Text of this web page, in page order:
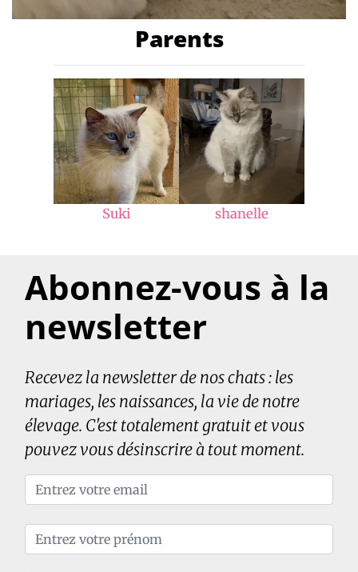
Parents
Suki shanelle
Abonnez-vous à la
newsletter
Recevez la newsletter de nos chats : les
mariages, les naissances, la vie de notre
élevage. C'est totalement gratuit et vous
pouvez vous désinscrire à tout moment.